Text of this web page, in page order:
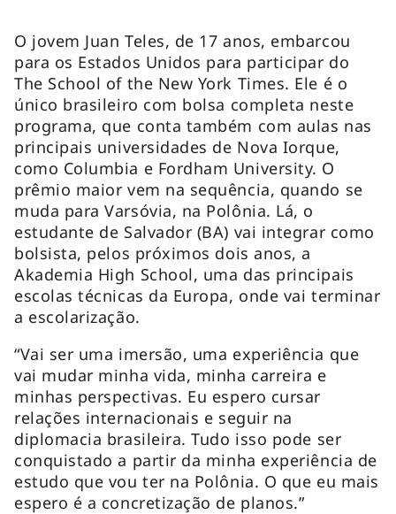
O jovem Juan Teles, de 17 anos, embarcou
para os Estados Unidos para participar do
The School of the New York Times. Ele é o
único brasileiro com bolsa completa neste
programa, que conta também com aulas nas
principais universidades de Nova Iorque,
como Columbia e Fordham University. O
prêmio maior vem na sequência, quando se
muda para Varsóvia, na Polônia. Lá, o
estudante de Salvador (BA) vai integrar como
bolsista, pelos próximos dois anos, a
Akademia High School, uma das principais
escolas técnicas da Europa, onde vai terminar
a escolarização.
“Vai ser uma imersão, uma experiência que
vai mudar minha vida, minha carreira e
minhas perspectivas. Eu espero cursar
relações internacionais e seguir na
diplomacia brasileira. Tudo isso pode ser
conquistado a partir da minha experiência de
estudo que vou ter na Polônia. O que eu mais
espero é a concretização de planos.”